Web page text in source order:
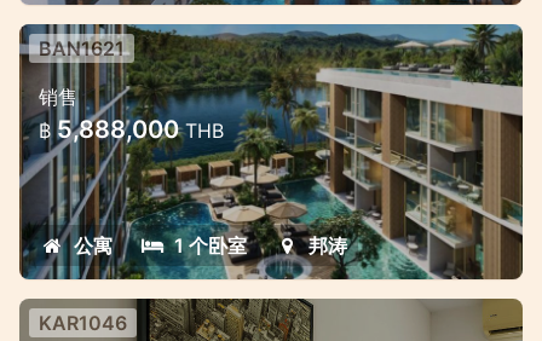
邦濤湖畔全新美麗公寓
邦濤的最佳投資，擁有絕佳的租賃機會。
BAN1621
销售
฿ 5,888,000THB
公寓 1 个卧室 邦涛
KAR1046